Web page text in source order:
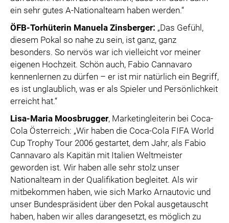
ein sehr gutes A-Nationalteam haben werden.“
ÖFB-Torhüterin Manuela Zinsberger: „Das Gefühl,
diesem Pokal so nahe zu sein, ist ganz, ganz
besonders. So nervös war ich vielleicht vor meiner
eigenen Hochzeit. Schön auch, Fabio Cannavaro
kennenlernen zu dürfen – er ist mir natürlich ein Begriff,
es ist unglaublich, was er als Spieler und Persönlichkeit
erreicht hat.“
Lisa-Maria Moosbrugger, Marketingleiterin bei Coca-
Cola Österreich: „Wir haben die Coca-Cola FIFA World
Cup Trophy Tour 2006 gestartet, dem Jahr, als Fabio
Cannavaro als Kapitän mit Italien Weltmeister
geworden ist. Wir haben alle sehr stolz unser
Nationalteam in der Qualifikation begleitet. Als wir
mitbekommen haben, wie sich Marko Arnautovic und
unser Bundespräsident über den Pokal ausgetauscht
haben, haben wir alles darangesetzt, es möglich zu